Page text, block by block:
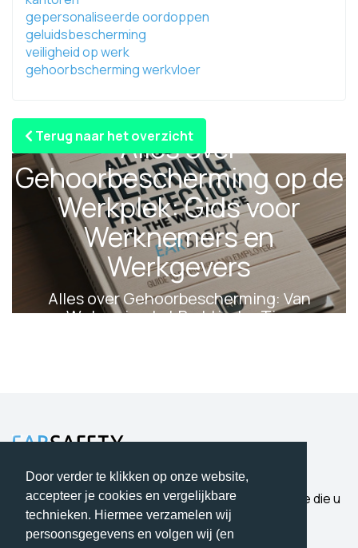
Door verder te klikken op onze website,
accepteer je cookies en vergelijkbare
technieken. Hiermee verzamelen wij
persoonsgegevens en volgen wij (en
gepersonaliseerde oordoppen
geluidsbescherming
veiligheid op werk
gehoorbscherming werkvloer
Terug naar het overzicht
Alles over
Gehoorbescherming op de
Werkplek: Gids voor
Werknemers en
Werkgevers
Alles over Gehoorbescherming: Van
Wetgeving tot Praktische Tips
Bescherming waar u op kunt vertrouwen. Expertise die u
hoort.